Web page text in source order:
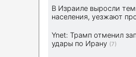
В Израиле выросли
населения, уезжают
Ynet: Трамп отменил
удары по Ирану (7)